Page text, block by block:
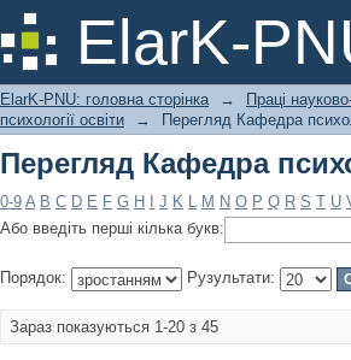
ElarK-
Перегляд Кафедра
ElarK-PNU: головна сторінка →
Праці
психології освіти
→ Перегляд Кафедра
Перегляд Кафедра
0-9 A B C D E F G H J K L M N O P Q R S T U
Або введіть перші кілька букв:
Порядок: Рузультати:
Зараз показуються 1-20 з 45